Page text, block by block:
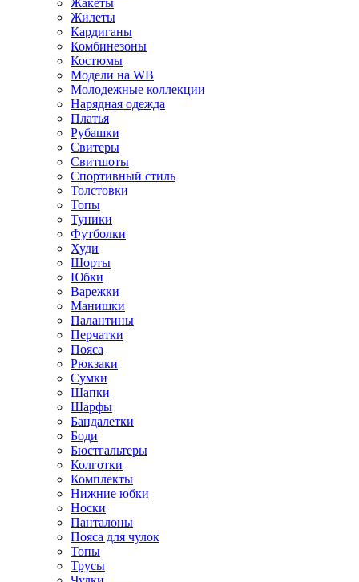
Жилеты
Кардиганы
Комбинезоны
Костюмы
Модели на WB
Молодежные коллекции
Нарядная одежда
Платья
Рубашки
Свитеры
Свитшоты
Спортивный стиль
Толстовки
Топы
Туники
Футболки
Худи
Шорты
Юбки
Варежки
Манишки
Палантины
Перчатки
Пояса
Рюкзаки
Сумки
Шапки
Шарфы
Бандалетки
Боди
Бюстгальтеры
Колготки
Комплекты
Нижние юбки
Носки
Панталоны
Поясa для чулок
Топы
Трусы